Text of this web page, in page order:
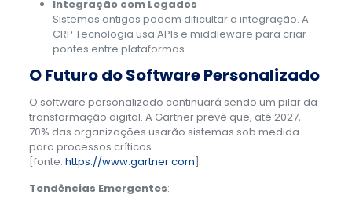
Integração com Legados
Sistemas antigos podem dificultar a integração. A
CRP Tecnologia usa APIs e middleware para criar
pontes entre plataformas.
O Futuro do Software Personalizado
O software personalizado continuará sendo um pilar da
transformação digital. A Gartner prevê que, até 2027,
70% das organizações usarão sistemas sob medida
para processos críticos.
[fonte: https://www.gartner.com]
Tendências Emergentes: